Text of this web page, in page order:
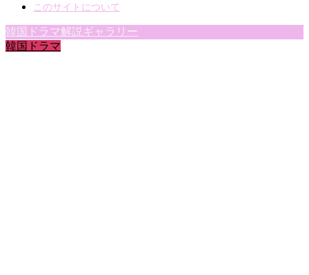
このサイトについて
韓国ドラマ解説ギャラリー
韓国ドラマ